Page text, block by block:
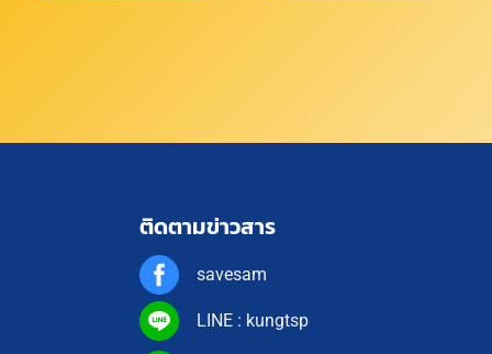
ติดตามข่าวสาร
savesam
LINE : kungtsp